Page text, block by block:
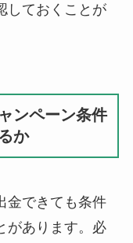
しておくことが
ンペーン条件
か
金できても条件
があります。必